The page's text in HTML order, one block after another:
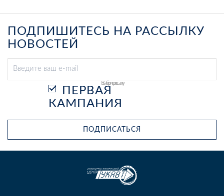
ПОДПИШИТЕСЬ НА РАССЫЛКУ
НОВОСТЕЙ
Выберите рассылку
ПЕРВАЯ
КАМПАНИЯ
ПОДПИСАТЬСЯ